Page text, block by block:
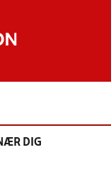
DIG